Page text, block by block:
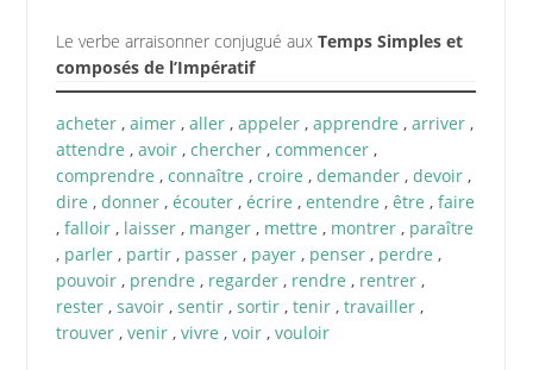
Le verbe arraisonner conjugué aux Temps Simples et
composés de l’Impératif
acheter, aimer, aller, appeler, apprendre , arriver,
attendre , avoir, chercher, commencer,
comprendre , connaître , croire , demander, devoir,
dire , donner, écouter, écrire , entendre , être , faire
, falloir, laisser, manger, mettre , montrer, paraître
, parler, partir, passer, payer, penser, perdre ,
pouvoir, prendre , regarder, rendre , rentrer,
rester, savoir, sentir, sortir, tenir, travailler,
trouver, venir, vivre , voir, vouloir